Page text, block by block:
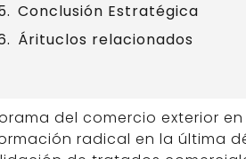
Conclusión Estratégica
Árituclos relacionados
del comercio exterior
radical en la última